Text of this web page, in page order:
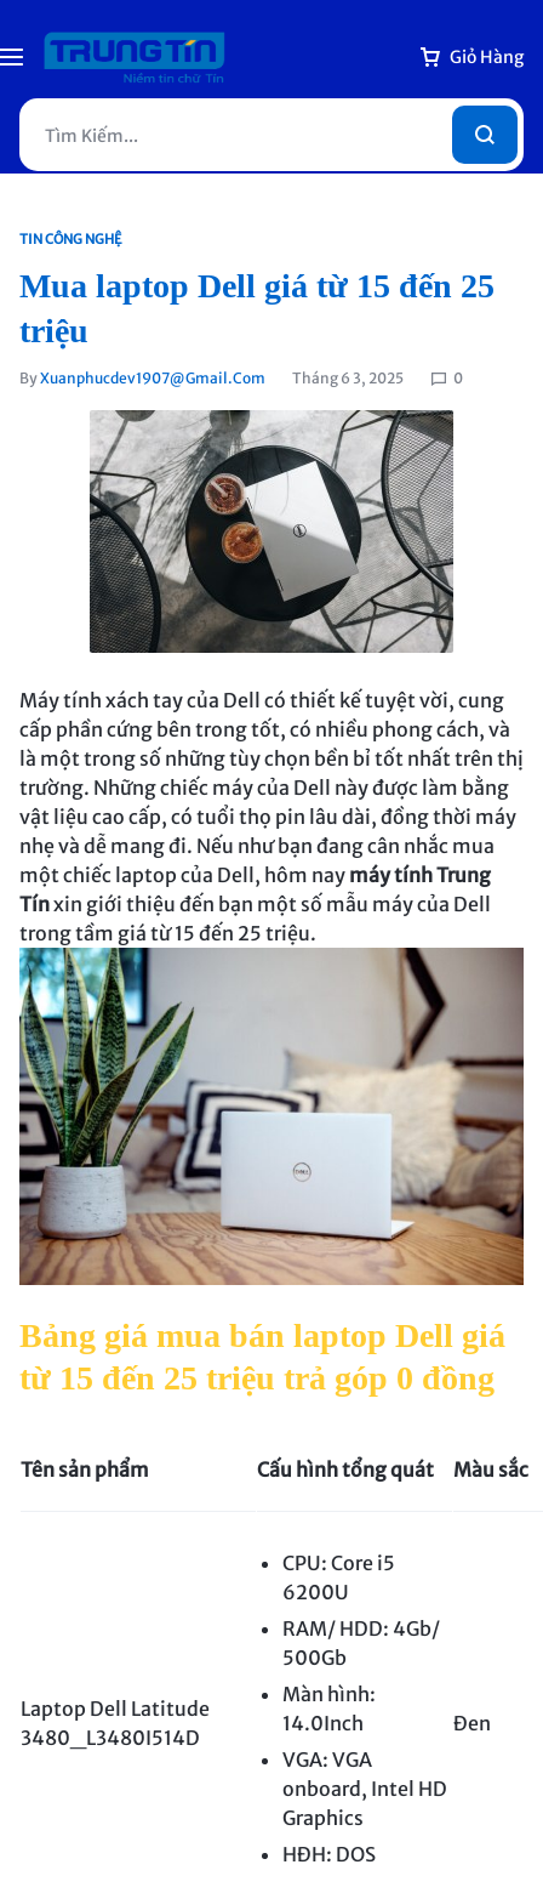
Giỏ Hàng
TIN CÔNG NGHỆ
Mua laptop Dell giá từ 15 đến 25
triệu
ByXuanphucdev1907@gmail.com Tháng 6 3, 2025 0
Máy tính xách tay của Dell có thiết kế tuyệt vời, cung
cấp phần cứng bên trong tốt, có nhiều phong cách, và
là một trong số những tùy chọn bền bỉ tốt nhất trên thị
trường. Những chiếc máy của Dell này được làm bằng
vật liệu cao cấp, có tuổi thọ pin lâu dài, đồng thời máy
nhẹ và dễ mang đi. Nếu như bạn đang cân nhắc mua
một chiếc laptop của Dell, hôm nay máy tính Trung
Tínxin giới thiệu đến bạn một số mẫu máy của Dell
trong tầm giá từ 15 đến 25 triệu.
Bảng giá mua bán laptop Dell giá
từ 15 đến 25 triệu trả góp 0 đồng
Tên sản phẩm Cấu hình tổng quát Màu sắc
Laptop Dell Latitude
3480_L3480I514D
CPU: Core i5
6200U
RAM/ HDD: 4Gb/
500Gb
Màn hình:
14.0Inch
VGA: VGA
onboard, Intel HD
Graphics
HĐH: DOS
Đen